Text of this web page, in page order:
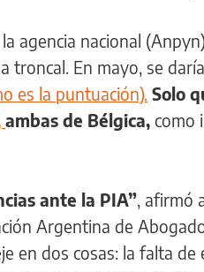
agencia nacional
troncal. En mayo, se
es la puntuación). Solo
ambas de Bélgica, como
ante la PIA”, afirmó
Argentina de
en dos cosas: la falta